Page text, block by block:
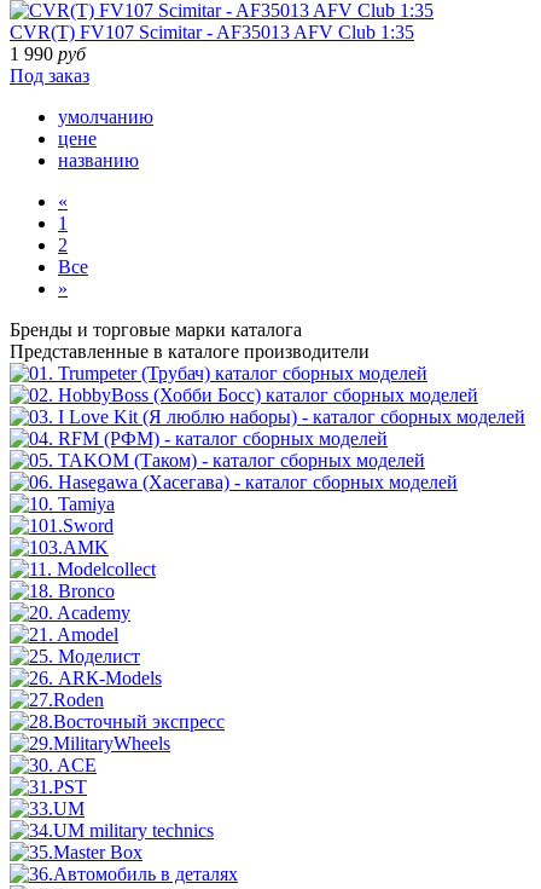
CVR(T) FV107 Scimitar - AF35013 AFV Club 1:35
1 990 руб
Под заказ
умолчанию
цене
названию
«
1
2
Все
»
Бренды и торговые марки каталога
Представленные в каталоге производители